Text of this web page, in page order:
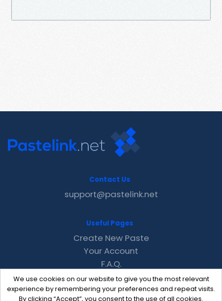
We use cookies on our website to give you the most relevant
experience by remembering your preferences and repeat visits.
By clicking “Accept”, you consent to the use of all cookies.
Contact Us
support@pastelink.net
Useful Pages
Create New Paste
Your Account
F.A.Q.
Recent
Contact